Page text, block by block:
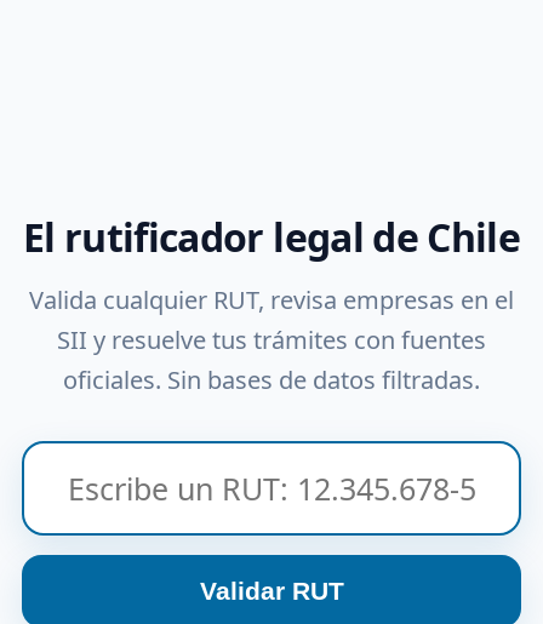
El rutificador legal de Chile
Valida cualquier RUT, revisa empresas en el
SII y resuelve tus trámites con fuentes
oficiales. Sin bases de datos filtradas.
Validar RUT